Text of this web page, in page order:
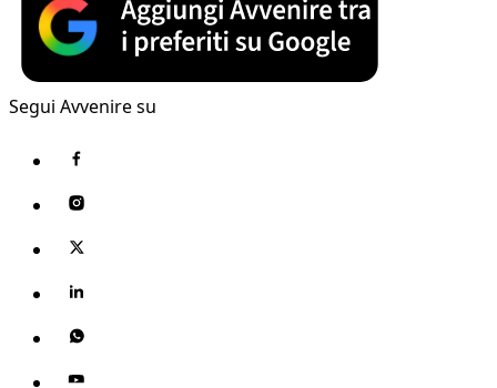
Segui Avvenire su